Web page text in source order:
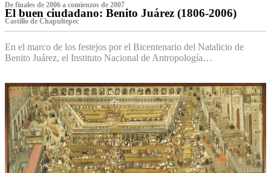
De finales de 2006 a comienzos de 2007
El buen ciudadano: Benito Juárez (1806-2006)
Castillo de Chapultepec
En el marco de los festejos por el Bicentenario del Natalicio de
Benito Juárez, el Instituto Nacional de Antropología…